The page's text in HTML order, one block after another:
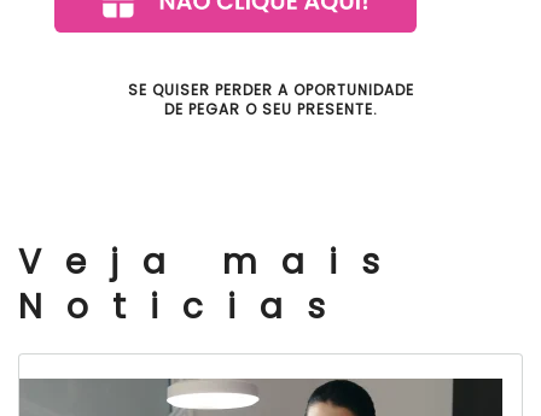
SE QUISER PERDER A OPORTUNIDADE
DE PEGAR O SEU PRESENTE.
Veja mais
Noticias